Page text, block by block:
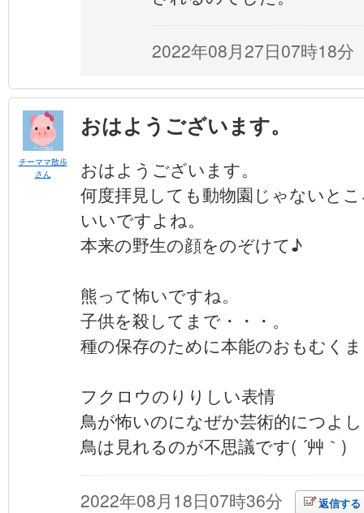
2022年08月27日07時18分
チーママ散歩
さん
おはようございます。
おはようございます。
何度拝見しても動物園じゃないと
いいですよね。
本来の野生の顔をのぞけて♪
熊って怖いですね。
子供を殺してまで・・・。
種の保存のために本能のおもむく
フクロウのりりしい表情
鳥が怖いのになぜか芸術的につよ
鳥は見れるのが不思議です( ´艸｀)
2022年08月18日07時36分 返信する